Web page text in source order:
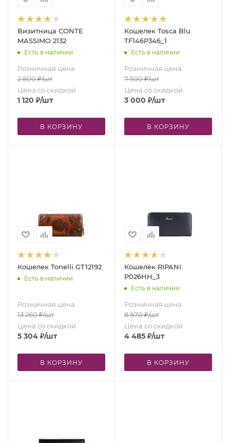
Визитница CONTE
MASSIMO 2132
Есть в наличии
Розничная цена
2 800₽/шт
Цена со скидкой
1 120 ₽/шт
В КОРЗИНУ
Кошелек Tosсa Blu
TF146P346_1
Есть в наличии
Розничная цена
7 500₽/шт
Цена со скидкой
3 000 ₽/шт
В КОРЗИНУ
Кошелек Tonelli GT12192
Есть в наличии
Розничная цена
13 260₽/шт
Цена со скидкой
5 304 ₽/шт
В КОРЗИНУ
Кошелёк RIPANI
P026HH_3
Есть в наличии
Розничная цена
8 970₽/шт
Цена со скидкой
4 485 ₽/шт
В КОРЗИНУ